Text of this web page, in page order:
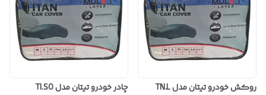
روکش خودرو تیتان مدل TN.L
چادر خودرو تیتان مدل TI.SO